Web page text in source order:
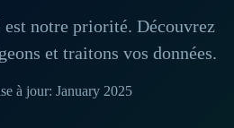
notre priorité. Découvrez
et traitons vos données.
à jour: January 2025